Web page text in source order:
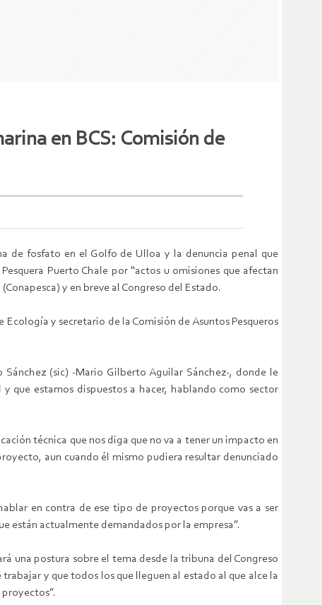
en BCS: Comisión de
de fosfato en el Golfo de Ulloa y la denuncia penal que
Puerto Chale por “actos u omisiones que afectan
y en breve al Congreso del Estado.
y secretario de la Comisión de Asuntos Pesqueros
(sic) -Mario Gilberto Aguilar Sánchez-, donde le
que estamos dispuestos a hacer, hablando como sector
técnica que nos diga que no va a tener un impacto en
aun cuando él mismo pudiera resultar denunciado
en contra de ese tipo de proyectos porque vas a ser
están actualmente demandados por la empresa”.
una postura sobre el tema desde la tribuna del Congreso
y que todos los que lleguen al estado al que alce la